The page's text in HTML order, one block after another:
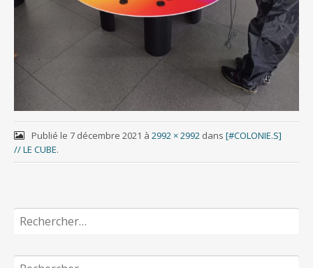
Publié le 7 décembre 2021 à 2992 × 2992dans [#COLONIE.S]
// LE CUBE.
Rechercher :
Rechercher :